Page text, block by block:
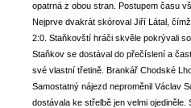
opatrná z obou stran. Postupem času
Nejprve dvakrát skóroval Jiří Látal,
2:0. Staňkovští hráči skvěle pokrývali
Staňkov se dostával do přečíslení a
své vlastní třetině. Brankář Chodské
Samostatný nájezd neproměnil Václav
dostávala ke střelbě jen velmi